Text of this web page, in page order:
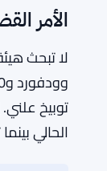
مئات
من
بحدوث ذلك.
لذا فإن
الدهشة.